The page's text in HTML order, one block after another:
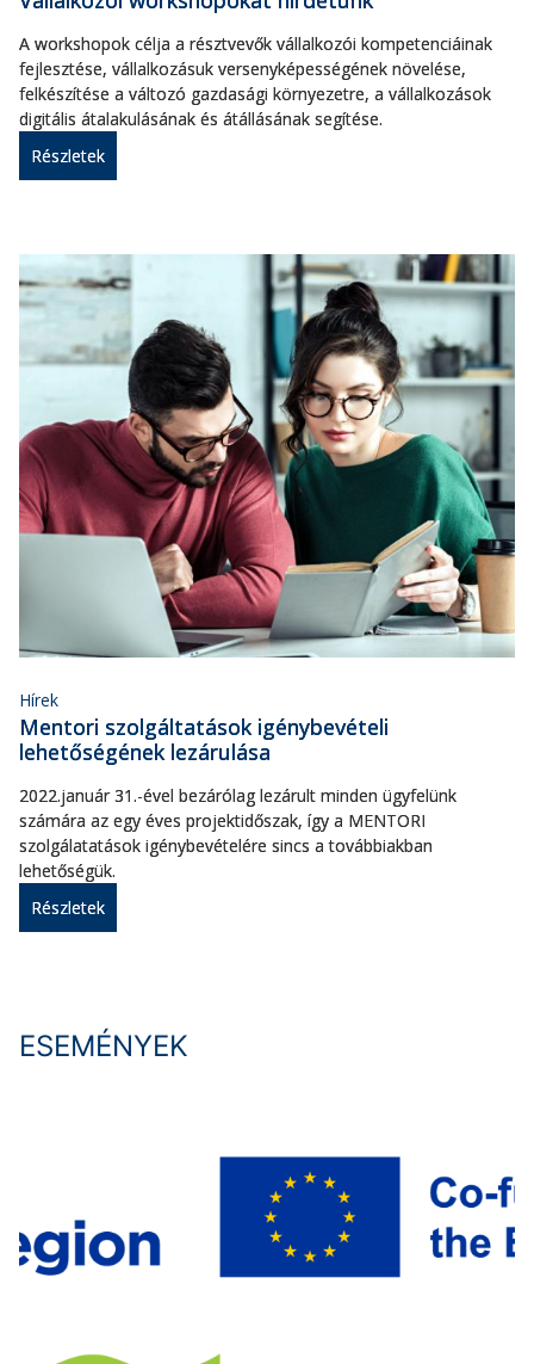
A workshopok célja a résztvevők vállalkozói kompetenciáinak
fejlesztése, vállalkozásuk versenyképességének növelése,
felkészítése a változó gazdasági környezetre, a vállalkozások
digitális átalakulásának és átállásának segítése.
Részletek
Hírek
Mentori szolgáltatások igénybevételi
lehetőségének lezárulása
2022.január 31.-ével bezárólag lezárult minden ügyfelünk
számára az egy éves projektidőszak, így a MENTORI
szolgálatatások igénybevételére sincs a továbbiakban
lehetőségük.
Részletek
ESEMÉNYEK